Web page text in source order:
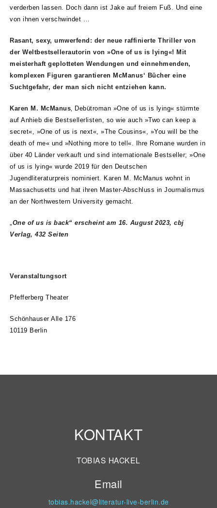
verderben lassen. Doch dann ist Jake auf freiem Fuß. Und eine
von ihnen verschwindet …
Rasant, sexy, umwerfend: der neue raffinierte Thriller von
der Weltbestsellerautorin von »One of us is lying«! Mit
meisterhaft geplotteten Wendungen und einnehmenden,
komplexen Figuren garantieren McManus‘ Bücher eine
Suchtgefahr, der man sich nicht entziehen kann.
Karen M. McManus‚ Debütroman »One of us is lying« stürmte
auf Anhieb die Bestsellerlisten, so wie auch »Two can keep a
secret«, »One of us is next«, »The Cousins«, »You will be the
death of me« und »Nothing more to tell«. Ihre Romane wurden in
über 40 Länder verkauft und sind internationale Bestseller; »One
of us is lying« wurde 2019 für den Deutschen
Jugendliteraturpreis nominiert. Karen M. McManus wohnt in
Massachusetts und hat ihren Master-Abschluss in Journalismus
an der Northwestern University gemacht.
„One of us is back“ erscheint am 16. August 2023, cbj
Verlag, 432 Seiten
Veranstaltungsort
Pfefferberg Theater
Schönhauser Alle 176
10119 Berlin
KONTAKT
TOBIAS HACKEL
Email
tobias.hackel@literatur-live-berlin.de